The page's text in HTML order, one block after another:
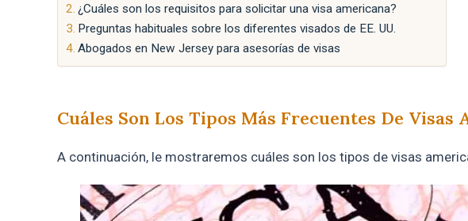
¿Cuáles son los requisitos para solicitar una visa americana?
Preguntas habituales sobre los diferentes visados de EE. UU.
Abogados en New Jersey para asesorías de visas
Cuáles Son Los Tipos Más Frecuentes De Visas
A continuación, le mostraremos cuáles son los tipos de visas